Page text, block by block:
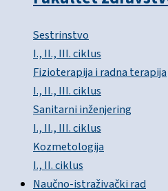
Sestrinstvo
I., II., III. ciklus
Fizioterapija i radna terapija
I., II., III. ciklus
Sanitarni inženjering
I., II., III. ciklus
Kozmetologija
I., II. ciklus
Naučno-istraživački rad